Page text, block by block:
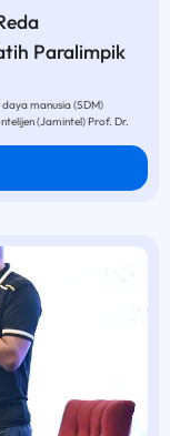
Paralimpik
manusia (SDM)
(Jamintel) Prof. Dr.